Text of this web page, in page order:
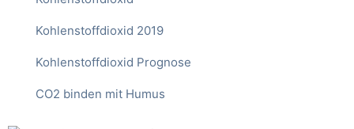
Kohlenstoffdioxid 2019
Kohlenstoffdioxid Prognose
CO2 binden mit Humus